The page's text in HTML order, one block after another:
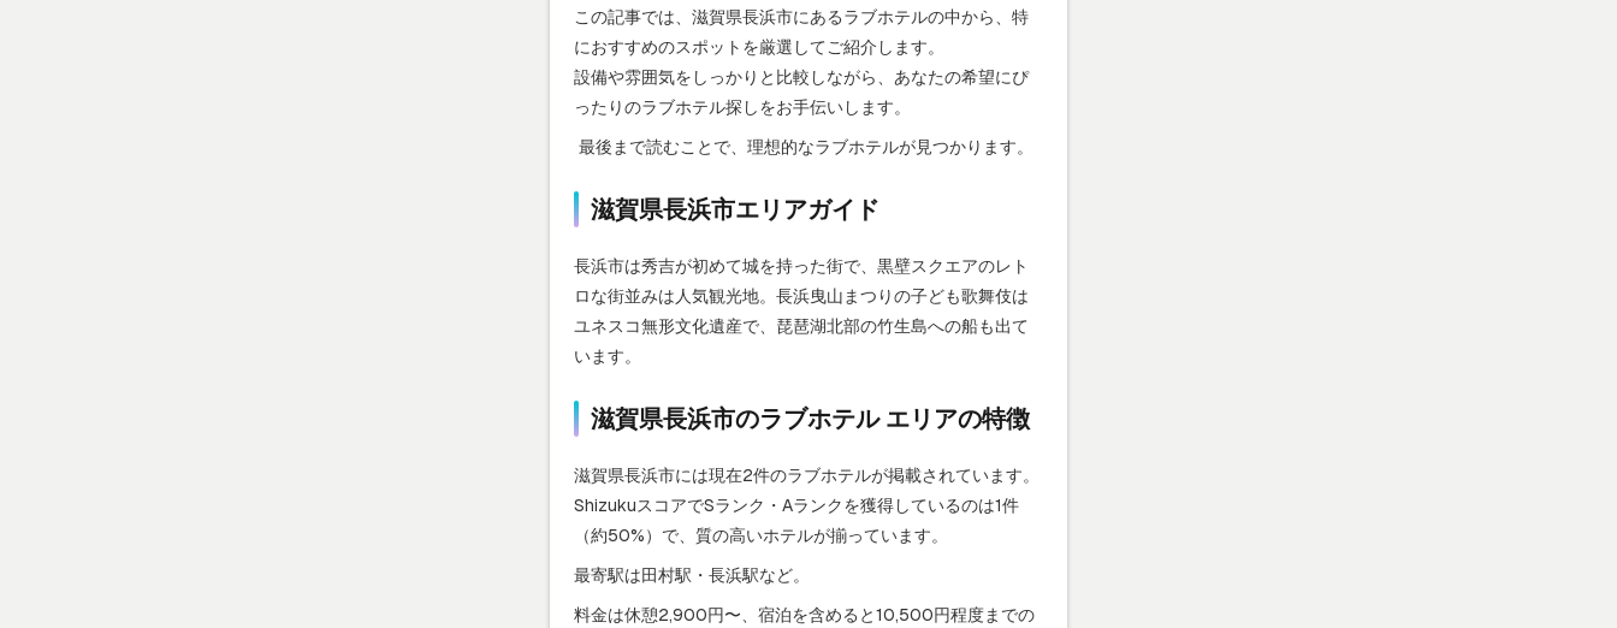
この記事では、滋賀県長浜市にあるラブホテルの中から、特
におすすめのスポットを厳選してご紹介します。
設備や雰囲気をしっかりと比較しながら、あなたの希望にぴ
ったりのラブホテル探しをお手伝いします。
最後まで読むことで、理想的なラブホテルが見つかります。
滋賀県長浜市エリアガイド
長浜市は秀吉が初めて城を持った街で、黒壁スクエアのレト
ロな街並みは人気観光地。長浜曳山まつりの子ども歌舞伎は
ユネスコ無形文化遺産で、琵琶湖北部の竹生島への船も出て
います。
滋賀県長浜市のラブホテル エリアの特徴
滋賀県長浜市には現在2件のラブホテルが掲載されています。
ShizukuスコアでSランク・Aランクを獲得しているのは1件
（約50%）で、質の高いホテルが揃っています。
最寄駅は田村駅・長浜駅など。
料金は休憩2,900円〜、宿泊を含めると10,500円程度までの